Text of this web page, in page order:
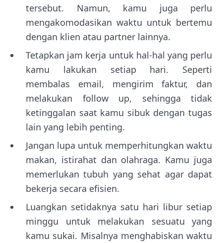
tersebut. Namun, kamu juga perlu
mengakomodasikan waktu untuk bertemu
dengan klien atau partner lainnya.
Tetapkan jam kerja untuk hal-hal yang perlu
kamu lakukan setiap hari. Seperti
membalas email, mengirim faktur, dan
melakukan follow up, sehingga tidak
ketinggalan saat kamu sibuk dengan tugas
lain yang lebih penting.
Jangan lupa untuk memperhitungkan waktu
makan, istirahat dan olahraga. Kamu juga
memerlukan tubuh yang sehat agar dapat
bekerja secara efisien.
Luangkan setidaknya satu hari libur setiap
minggu untuk melakukan sesuatu yang
kamu sukai. Misalnya menghabiskan waktu